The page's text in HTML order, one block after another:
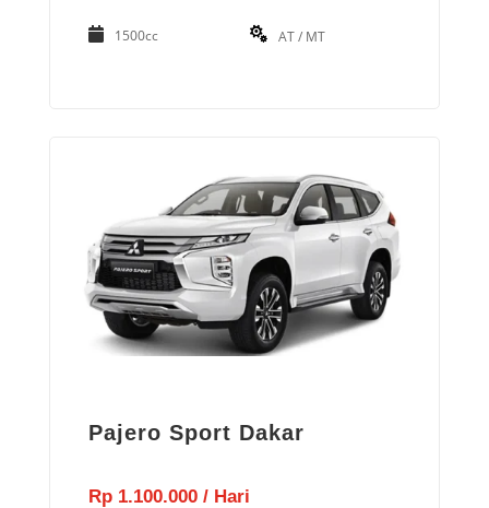
1500cc AT / MT
Pajero Sport Dakar
Rp 1.100.000 / Hari